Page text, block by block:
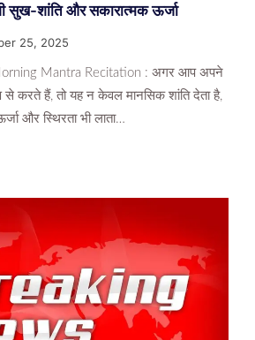
शांति और सकारात्मक ऊर्जा
25, 2025
Mantra Recitation : अगर आप अपने
करते हैं, तो यह न केवल मानसिक शांति देता है,
और स्थिरता भी लाता…